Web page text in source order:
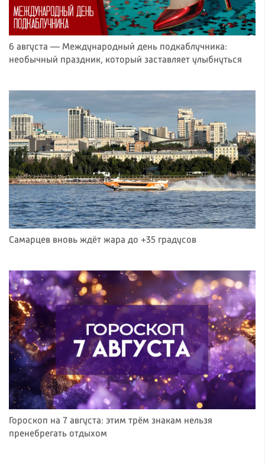
6 августа — Международный день подкаблучника:
необычный праздник, который заставляет улыбнуться
Самарцев вновь ждёт жара до +35 градусов
Гороскоп на 7 августа: этим трём знакам нельзя
пренебрегать отдыхом